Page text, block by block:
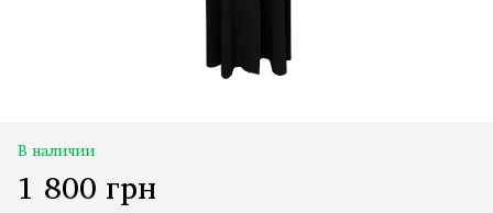
В наличии
1 800 грн